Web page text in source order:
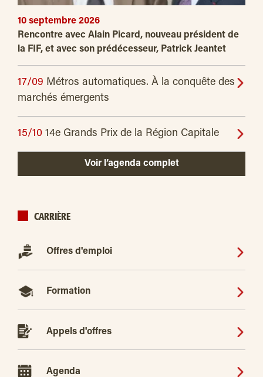
10 septembre 2026
Rencontre avec Alain Picard, nouveau président de
la FIF, et avec son prédécesseur, Patrick Jeantet
17/09 Métros automatiques. À la conquête des
marchés émergents
15/10 14e Grands Prix de la Région Capitale
Voir l’agenda complet
CARRIÈRE
Offres d'emploi
Formation
Appels d'offres
Agenda